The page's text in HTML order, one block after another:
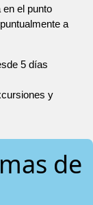
el punto
a
5 días
y
de